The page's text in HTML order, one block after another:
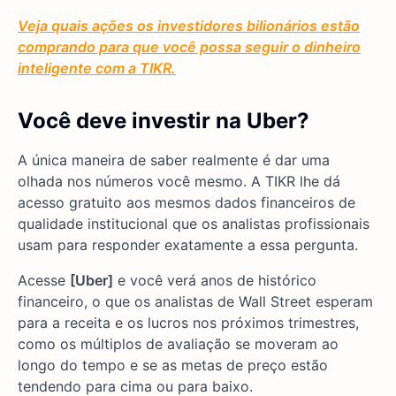
Veja quais ações os investidores bilionários estão
comprando para que você possa seguir o dinheiro
inteligente com a TIKR.
Você deve investir na Uber?
A única maneira de saber realmente é dar uma
olhada nos números você mesmo. A TIKR lhe dá
acesso gratuito aos mesmos dados financeiros de
qualidade institucional que os analistas profissionais
usam para responder exatamente a essa pergunta.
Acesse [Uber] e você verá anos de histórico
financeiro, o que os analistas de Wall Street esperam
para a receita e os lucros nos próximos trimestres,
como os múltiplos de avaliação se moveram ao
longo do tempo e se as metas de preço estão
tendendo para cima ou para baixo.